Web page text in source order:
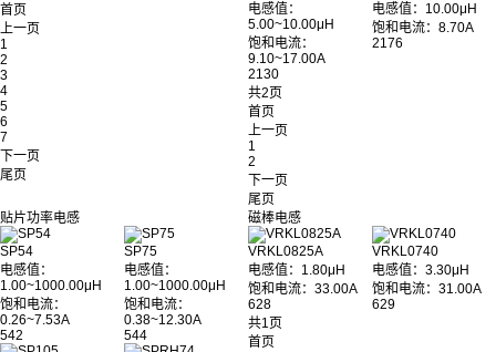
首页
上一页
1
2
3
4
5
6
7
下一页
尾页
电感值：
5.00~10.00μH
饱和电流：
9.10~17.00A
2130
电感值：10.00μH
饱和电流：8.70A
2176
共2页
首页
上一页
1
2
下一页
尾页
贴片功率电感
SP54
电感值：
1.00~1000.00μH
饱和电流：
0.26~7.53A
542
SP75
电感值：
1.00~1000.00μH
饱和电流：
0.38~12.30A
544
磁棒电感
VRKL0825A
电感值：1.80μH
饱和电流：33.00A
628
VRKL0740
电感值：3.30μH
饱和电流：31.00A
629
共1页
首页